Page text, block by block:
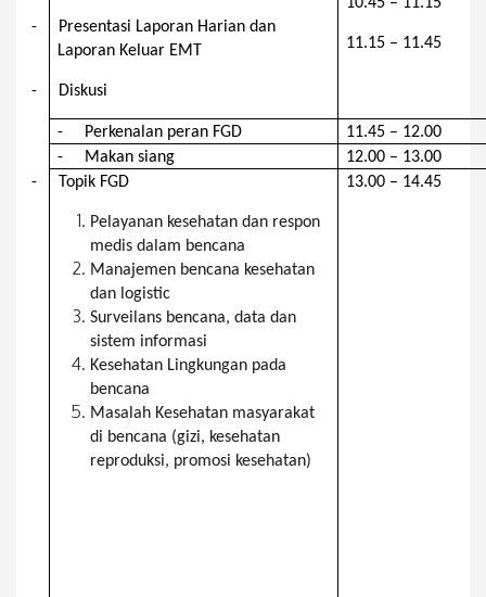
-
Presentasi Laporan Harian dan
Laporan Keluar EMT
- Diskusi
11.15 – 11.45
- Perkenalan peran FGD
11.45 – 12.00
-
Makan siang
12.00 – 13.00
-
Topik FGD
Pelayanan kesehatan dan respon
medis dalam bencana
Manajemen bencana kesehatan
dan logistic
Surveilans bencana, data dan
sistem informasi
Kesehatan Lingkungan pada
bencana
Masalah Kesehatan masyarakat
di bencana (gizi, kesehatan
reproduksi, promosi kesehatan)
13.00 – 14.45